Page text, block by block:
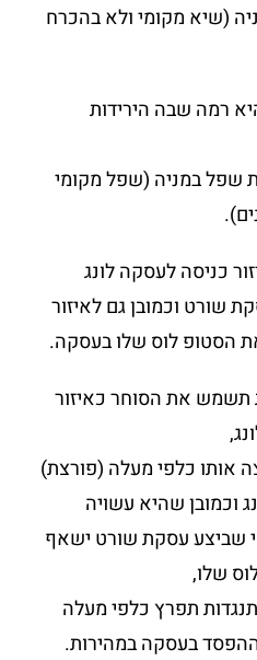
(שיא מקומי ולא בהכרח
רמה שבה הירידות
שפל במניה (שפל מקומי
כניסה לעסקה לונג
שורט וכמובן גם לאיזור
הסטופ לוס שלו בעסקה.
תשמש את הסוחר כאיזור
אותו כלפי מעלה (פורצת)
וכמובן שהיא עשויה
שביצע עסקת שורט ישאף
שלו,
תפרץ כלפי מעלה
בעסקה במהירות.